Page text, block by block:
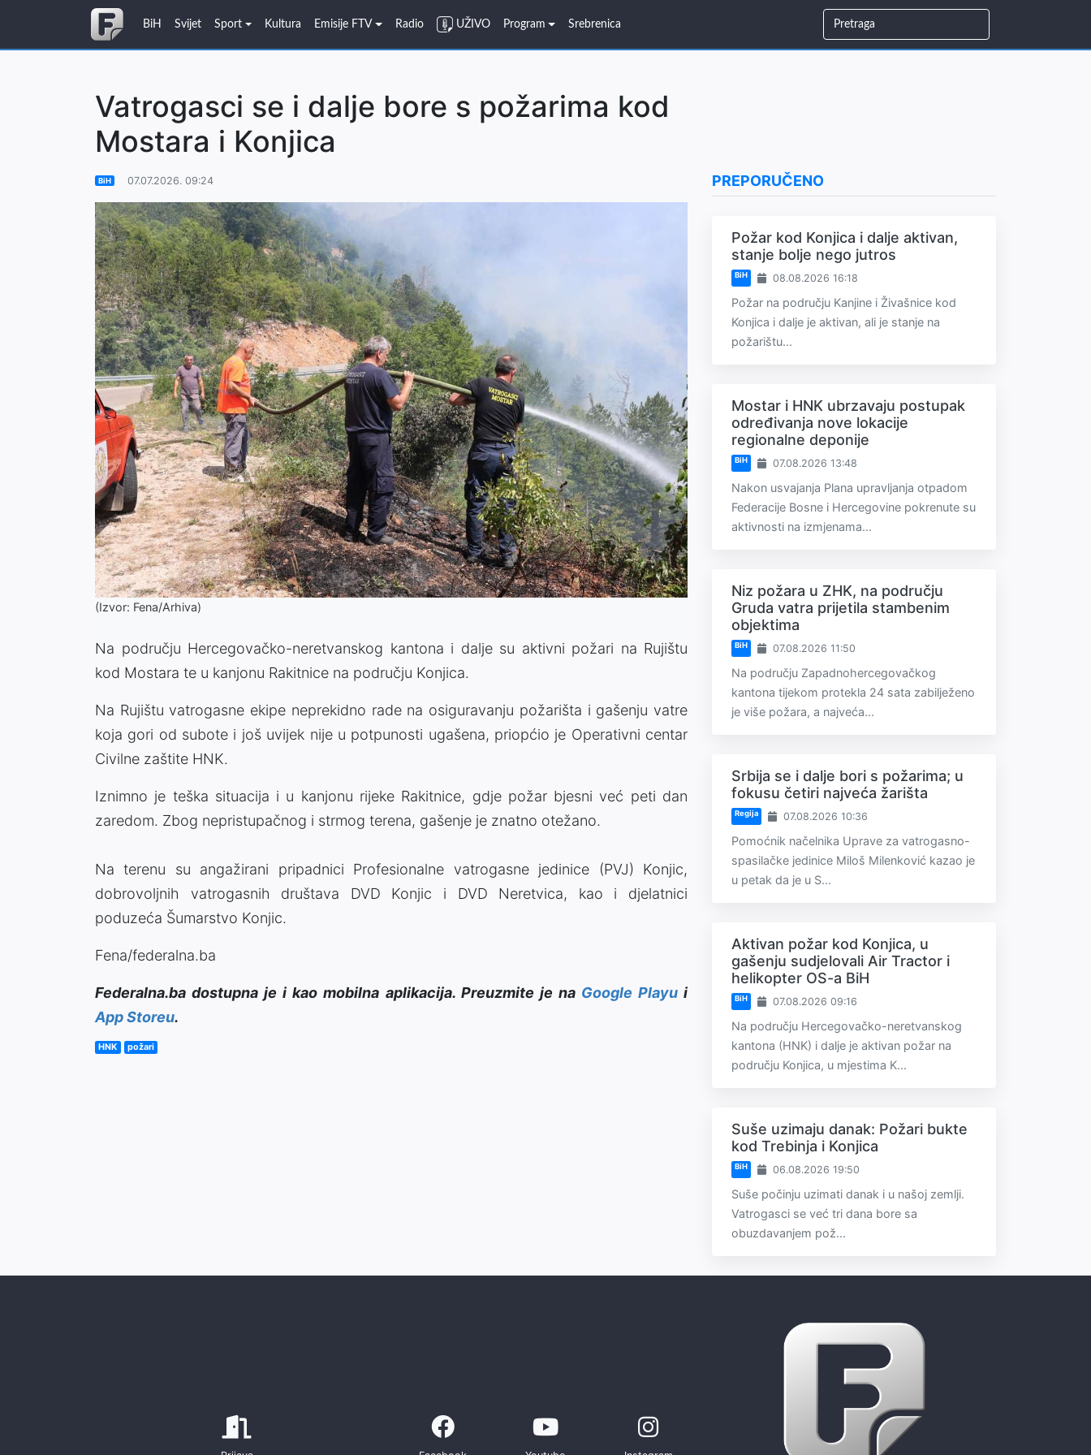
BiH Svijet Sport Kultura Emisije FTV Radio UŽIVO Program Srebrenica
Vatrogasci se i dalje bore s požarima kod
Mostara i Konjica
BiH 07.07.2026. 09:24
(Izvor: Fena/Arhiva)
Na području Hercegovačko-neretvanskog kantona i dalje su aktivni požari na Rujištu
kod Mostara te u kanjonu Rakitnice na području Konjica.
Na Rujištu vatrogasne ekipe neprekidno rade na osiguravanju požarišta i gašenju vatre
koja gori od subote i još uvijek nije u potpunosti ugašena, priopćio je Operativni centar
Civilne zaštite HNK.
Iznimno je teška situacija i u kanjonu rijeke Rakitnice, gdje požar bjesni već peti dan
zaredom. Zbog nepristupačnog i strmog terena, gašenje je znatno otežano.
Na terenu su angažirani pripadnici Profesionalne vatrogasne jedinice (PVJ) Konjic,
dobrovoljnih vatrogasnih društava DVD Konjic i DVD Neretvica, kao i djelatnici
poduzeća Šumarstvo Konjic.
Fena/federalna.ba
Federalna.ba dostupna je i kao mobilna aplikacija. Preuzmite je na Google Playui
App Storeu.
HNK požari
PREPORUČENO
Požar kod Konjica i dalje aktivan,
stanje bolje nego jutros
BiH 08.08.2026 16:18
Požar na području Kanjine i Živašnice kod
Konjica i dalje je aktivan, ali je stanje na
požarištu...
Mostar i HNK ubrzavaju postupak
određivanja nove lokacije
regionalne deponije
BiH 07.08.2026 13:48
Nakon usvajanja Plana upravljanja otpadom
Federacije Bosne i Hercegovine pokrenute su
aktivnosti na izmjenama...
Niz požara u ZHK, na području
Gruda vatra prijetila stambenim
objektima
BiH 07.08.2026 11:50
Na području Zapadnohercegovačkog
kantona tijekom protekla 24 sata zabilježeno
je više požara, a najveća...
Srbija se i dalje bori s požarima; u
fokusu četiri najveća žarišta
Regija 07.08.2026 10:36
Pomoćnik načelnika Uprave za vatrogasno-
spasilačke jedinice Miloš Milenković kazao je
u petak da je u S...
Aktivan požar kod Konjica, u
gašenju sudjelovali Air Tractor i
helikopter OS-a BiH
BiH 07.08.2026 09:16
Na području Hercegovačko-neretvanskog
kantona (HNK) i dalje je aktivan požar na
području Konjica, u mjestima K...
Suše uzimaju danak: Požari bukte
kod Trebinja i Konjica
BiH 06.08.2026 19:50
Suše počinju uzimati danak i u našoj zemlji.
Vatrogasci se već tri dana bore sa
obuzdavanjem pož...